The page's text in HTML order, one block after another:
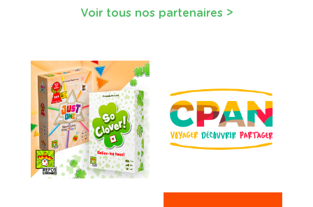
Voir tous nos partenaires >